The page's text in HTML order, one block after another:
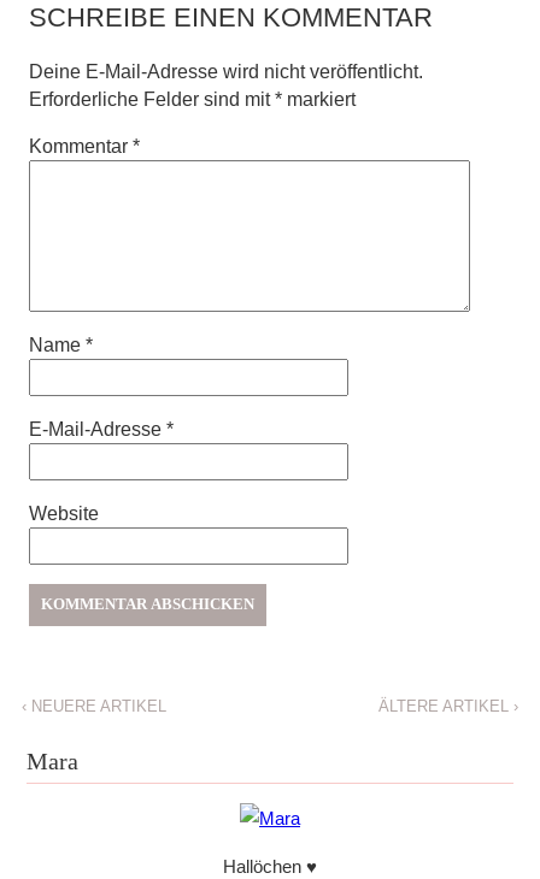
SCHREIBE EINEN KOMMENTAR
Deine E-Mail-Adresse wird nicht veröffentlicht.
Erforderliche Felder sind mit*markiert
Kommentar *
Name *
E-Mail-Adresse *
Website
‹NEUERE ARTIKEL ÄLTERE ARTIKEL ›
Mara
Hallöchen ♥